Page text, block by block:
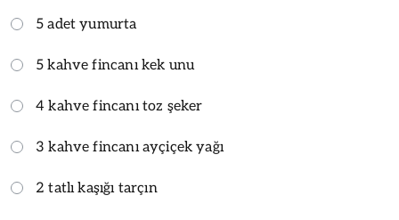
5 adet yumurta
5 kahve fincanı kek unu
4 kahve fincanı toz şeker
3 kahve fincanı ayçiçek yağı
2 tatlı kaşığı tarçın